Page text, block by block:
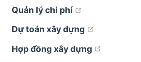
Quản lý chi phí
Dự toán xây dựng
open in
Hợp đồng xây dựng
open in